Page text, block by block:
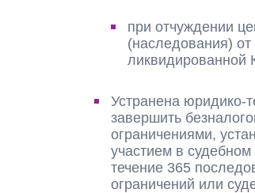
при отчуждении
(наследования)
ликвидированной
Устранена юридико-
завершить
ограничениями,
участием в
течение 365
ограничений или